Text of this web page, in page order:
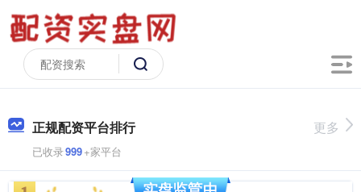
正规配资平台排行
已收录999+家平台
更多